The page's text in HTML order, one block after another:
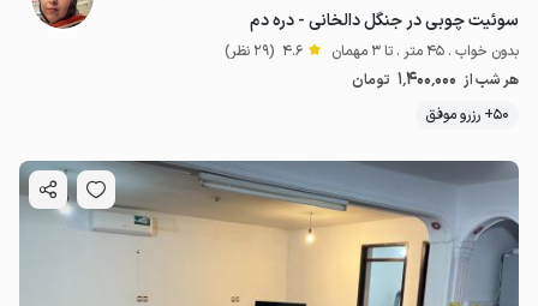
سوئیت چوبی در جنگل دالخانی - دره دم
بدون خواب . 45 متر . تا 3 مهمان 4.6 (29 نظر)
هر شب از 1٬400٬000 تومان
50+ رزرو موفق